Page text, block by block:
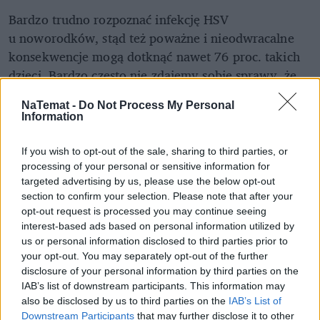
NaTemat - Do Not Process My Personal
Information
If you wish to opt-out of the sale, sharing to third parties, or
processing of your personal or sensitive information for
targeted advertising by us, please use the below opt-out
section to confirm your selection. Please note that after your
opt-out request is processed you may continue seeing
interest-based ads based on personal information utilized by
us or personal information disclosed to third parties prior to
your opt-out. You may separately opt-out of the further
disclosure of your personal information by third parties on the
IAB’s list of downstream participants. This information may
also be disclosed by us to third parties on the IAB’s List of
Downstream Participants that may further disclose it to other
Bardzo trudno rozpoznać infekcję HSV
u noworodków, stąd też poważne i nieodwracalne
konsekwencje mogą dotknąć nawet 76 proc. takich
dzieci. Bardzo często nie zdajemy sobie sprawy, że
wargowa może być zagrożeniem
dla noworodka.